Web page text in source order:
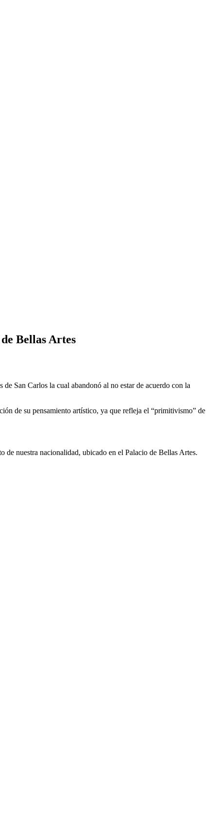
Bellas Artes
San Carlos la cual abandonó al no estar de acuerdo con la
de su pensamiento artístico, ya que refleja el “primitivismo” de
nuestra nacionalidad, ubicado en el Palacio de Bellas Artes.